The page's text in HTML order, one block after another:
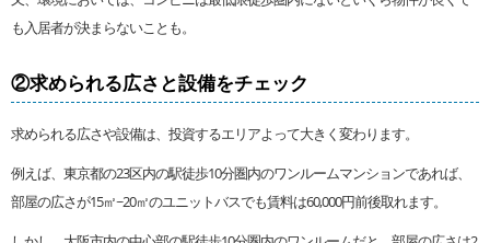
も入居者が決まらないことも。
②求められる広さと設備をチェック
求められる広さや設備は、投資するエリアよって大きく変わります。
例えば、東京都の23区内の駅徒歩10分圏内のワンルームマンションであれば、
部屋の広さが15㎡~20㎡のユニットバスでも賃料は60,000円前後取れます。